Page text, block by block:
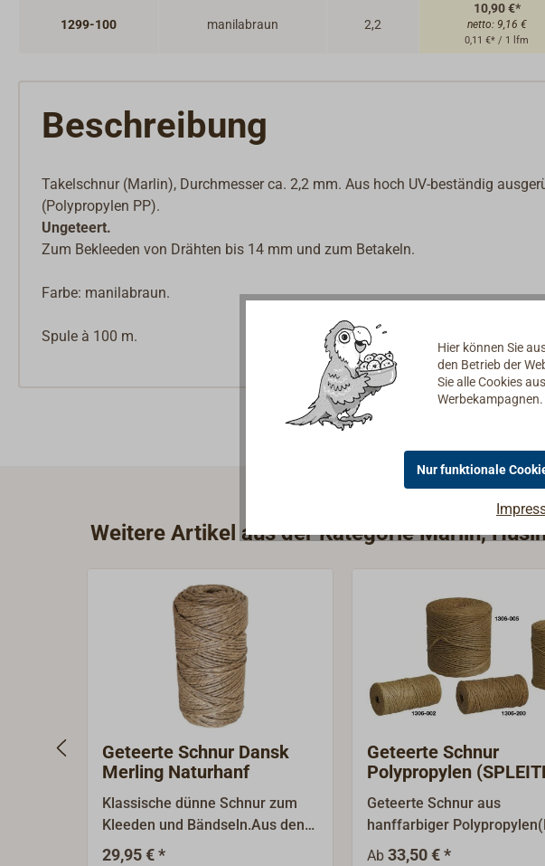
1299-100 manilabraun 2,2
10,90 €*
netto: 9,16 €
0,11 €* / 1 lfm
Beschreibung
Takelschnur (Marlin), Durchmesser ca. 2,2 mm. Aus hoch UV-beständig
(Polypropylen PP).
Ungeteert.
Zum Bekleeden von Drähten bis 14 mm und zum Betakeln.
Farbe: manilabraun.
Spule à 100 m.
Weitere Artikel aus der Kategorie Marlin,
Geteerte Schnur Dansk
Merling Naturhanf
Klassische dünne Schnur zum
Kleeden und Bändseln.Aus den
feinen Fasern der
29,95 € *
Geteerte Schnur
Polypropylen
Geteerte Schnur aus
hanffarbiger
Stapelfaser.Durch die
Ab 33,50 € *
Hier können Sie
den Betrieb der
Sie alle Cookies
Werbekampagnen.
Nur funktionale